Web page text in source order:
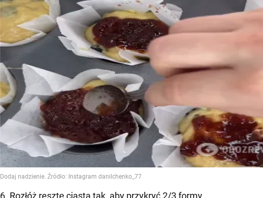
6. Rozłóż resztę ciasta tak, aby przykryć 2/3 formy.